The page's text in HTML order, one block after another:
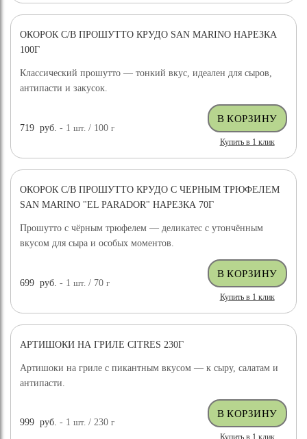
ОКОРОК С/В ПРОШУТТО КРУДО SAN MARINO НАРЕЗКА
100Г
Классический прошутто — тонкий вкус, идеален для сыров,
антипасти и закусок.
719 руб. - 1шт. / 100г
Купить в 1 клик
ОКОРОК С/В ПРОШУТТО КРУДО С ЧЕРНЫМ ТРЮФЕЛЕМ
SAN MARINO "EL PARADOR" НАРЕЗКА 70Г
Прошутто с чёрным трюфелем — деликатес с утончённым
вкусом для сыра и особых моментов.
699 руб. - 1шт. / 70г
Купить в 1 клик
АРТИШОКИ НА ГРИЛЕ CITRES 230Г
Артишоки на гриле с пикантным вкусом — к сыру, салатам и
антипасти.
999 руб. - 1шт. / 230г
Купить в 1 клик